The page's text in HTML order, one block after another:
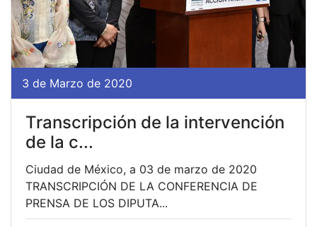
3 de Marzo de 2020
Transcripción de la intervención
de la c...
Ciudad de México, a 03 de marzo de 2020
TRANSCRIPCIÓN DE LA CONFERENCIA DE
PRENSA DE LOS DIPUTA...